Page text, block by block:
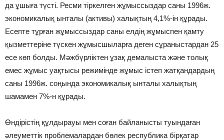
да ұшыға түсті. Ресми тіркелген жұмыссыздар саны 1996ж.
экономикалық ынталы (активы) халықтың 4,1%-ін құрады.
Есепте тұрған жұмыссыздар саны елдің жұмыспен қамту
қызметтеріне түскен жұмысшыларға деген сұраныстардан 25
есе көп болды. Мәжбүрліктен ұзақ демалыста және толық
емес жұмыс уақтысы режимінде жұмыс істеп жатқандардың
саны 1996ж. соңында экономикалық ынталы халықтың
шамамен 7%-н құрады.
Өндірістің құлдырауы мен соған байланысты туындаған
әлеуметтік проблемалардан бөлек республика бірқатар